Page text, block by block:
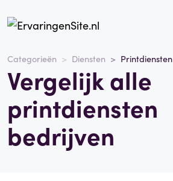
Categorieën Diensten Printdiensten
Vergelijk alle
printdiensten
bedrijven